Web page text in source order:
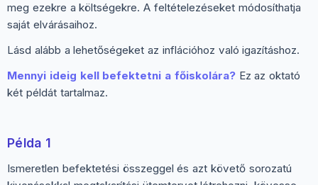
meg ezekre a költségekre. A feltételezéseket módosíthatja
saját elvárásaihoz.
Lásd alább a lehetőségeket az inflációhoz való igazításhoz.
Mennyi ideig kell befektetni a főiskolára?Ez az oktató
két példát tartalmaz.
Példa 1
Ismeretlen befektetési összeggel és azt követő sorozatú